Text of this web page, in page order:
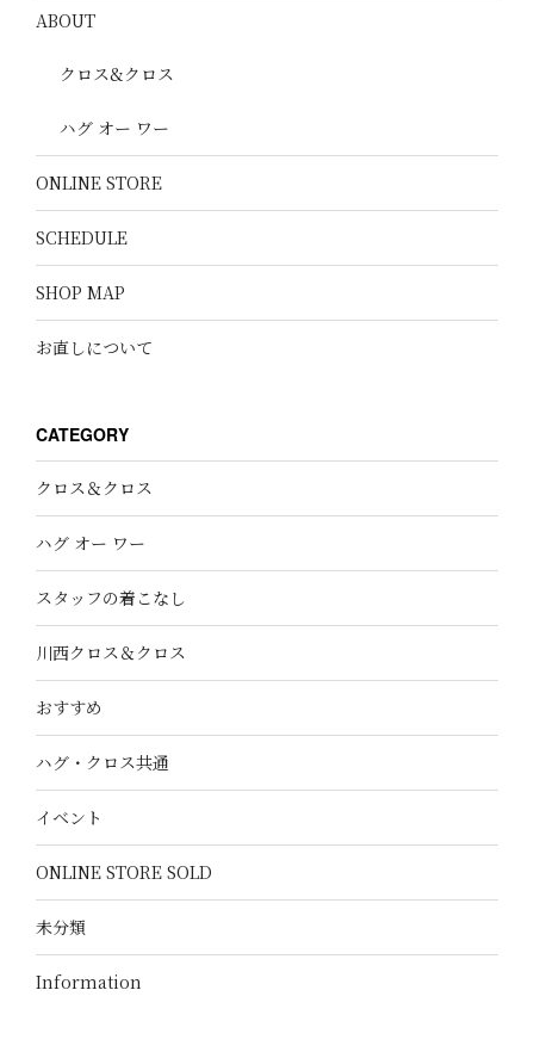
ABOUT
クロス&クロス
ハグ オー ワー
ONLINE STORE
SCHEDULE
SHOP MAP
お直しについて
CATEGORY
クロス＆クロス
ハグ オー ワー
スタッフの着こなし
川西クロス＆クロス
おすすめ
ハグ・クロス共通
イベント
ONLINE STORE SOLD
未分類
Information